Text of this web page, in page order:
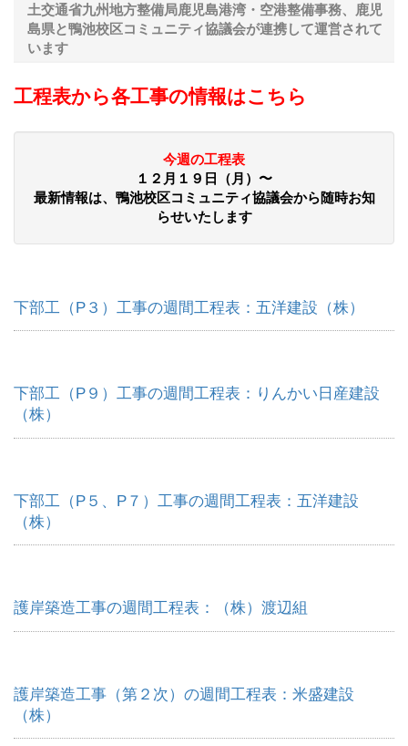
土交通省九州地方整備局鹿児島港湾・空港整備事務、鹿児
島県と鴨池校区コミュニティ協議会が連携して運営されて
います
工程表から各工事の情報はこちら
今週の工程表
１２月１９日（月）〜
最新情報は、鴨池校区コミュニティ協議会から随時お知
らせいたします
下部工（P３）工事の週間工程表：五洋建設（株）
下部工（P９）工事の週間工程表：りんかい日産建設
（株）
下部工（P５、P７）工事の週間工程表：五洋建設
（株）
護岸築造工事の週間工程表：（株）渡辺組
護岸築造工事（第２次）の週間工程表：米盛建設
（株）